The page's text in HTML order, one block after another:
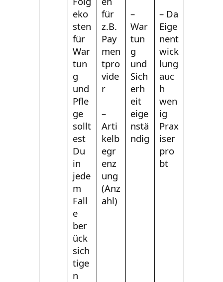
eko
sten
für
War
tun
g
und
Pfle
ge
sollt
est
Du
in
jede
m
Fall
e
ber
ück
sich
tige
n
für
z.B.
Pay
men
tpro
vide
r
–
Arti
kelb
egr
enz
ung
(Anz
ahl)
–
War
tun
g
und
Sich
erh
eit
eige
nstä
ndig
– Da
Eige
nent
wick
lung
auc
h
wen
ig
Prax
iser
pro
bt